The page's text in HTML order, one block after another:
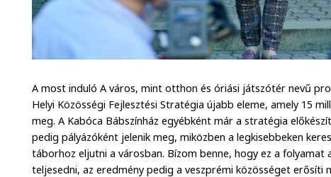
A most induló A város, mint otthon és óriási játszótér nevű
Helyi Közösségi Fejlesztési Stratégia újabb eleme, amely 15
meg. A Kabóca Bábszínház egyébként már a stratégia
pedig pályázóként jelenik meg, miközben a legkisebbeken
táborhoz eljutni a városban. Bízom benne, hogy ez a folyamat
teljesedni, az eredmény pedig a veszprémi közösséget erősíti